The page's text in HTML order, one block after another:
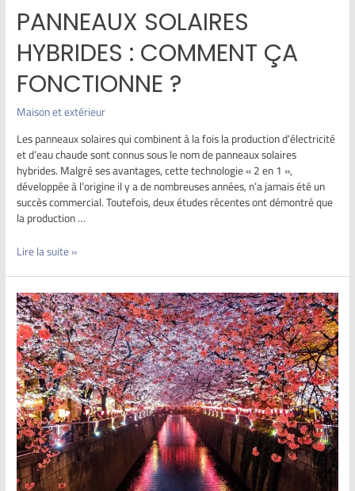
PANNEAUX SOLAIRES
HYBRIDES : COMMENT ÇA
FONCTIONNE ?
Maison et extérieur
Les panneaux solaires qui combinent à la fois la production d’électricité
et d’eau chaude sont connus sous le nom de panneaux solaires
hybrides. Malgré ses avantages, cette technologie « 2 en 1 »,
développée à l’origine il y a de nombreuses années, n’a jamais été un
succès commercial. Toutefois, deux études récentes ont démontré que
la production …
Lire la suite »